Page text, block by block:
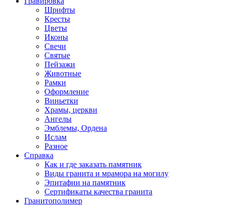
Шрифты
Кресты
Цветы
Иконы
Свечи
Святые
Пейзажи
Животные
Рамки
Оформление
Виньетки
Храмы, церкви
Ангелы
Эмблемы, Ордена
Ислам
Разное
Справка
Как и где заказать памятник
Виды гранита и мрамора на могилу
Эпитафии на памятник
Сертификаты качества гранита
Гранитополимер